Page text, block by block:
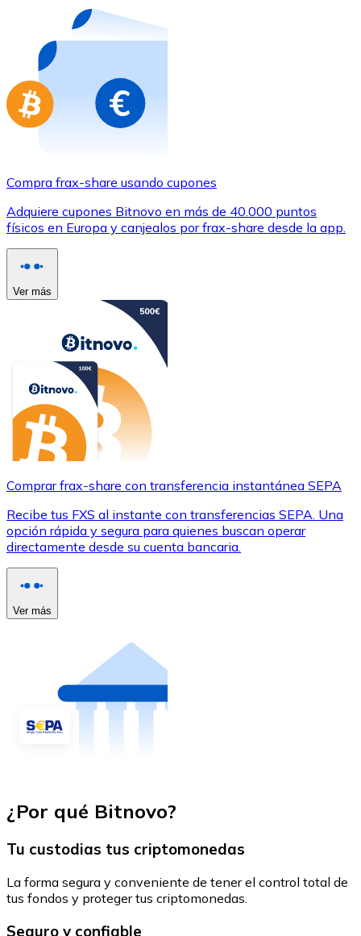
Compra tarjetas regalo de tus marcas favoritas con
Ir a la tienda de tarjetas regalo
Compra frax-share usando cupones
Adquiere cupones Bitnovo en más de 40.000 puntos
físicos en Europa y canjealos por frax-share desde la app.
Ver más
Comprar frax-share con transferencia instantánea SEPA
Recibe tus FXS al instante con transferencias SEPA. Una
opción rápida y segura para quienes buscan operar
directamente desde su cuenta bancaria.
Ver más
¿Por qué Bitnovo?
Tu custodias tus criptomonedas
La forma segura y conveniente de tener el control total de
tus fondos y proteger tus criptomonedas.
Seguro y confiable